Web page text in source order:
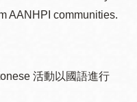
AANHPI communities.
活動以國語進行